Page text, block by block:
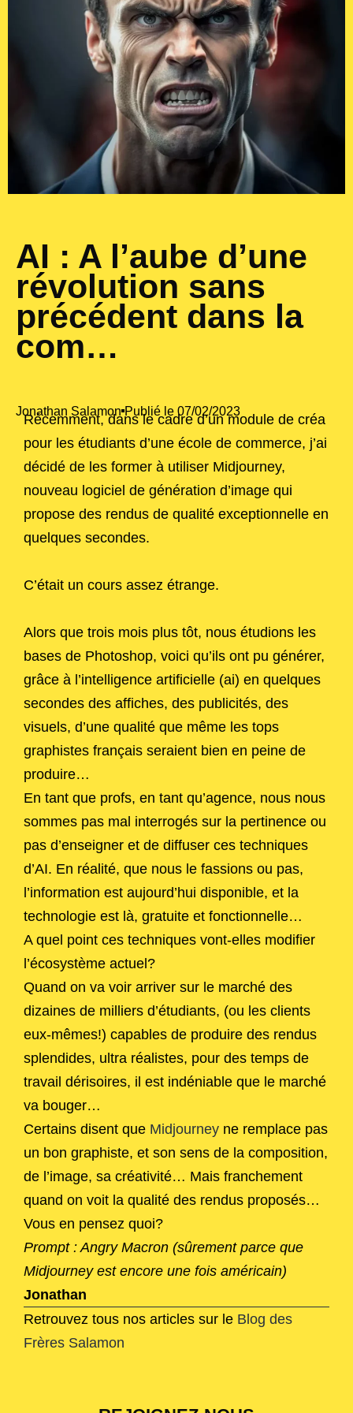
AI : A l’aube d’une
révolution sans
précédent dans la
com…
Jonathan Salamon Publié le 07/02/2023
Récemment, dans le cadre d’un module de créa
pour les étudiants d’une école de commerce, j’ai
décidé de les former à utiliser Midjourney,
nouveau logiciel de génération d’image qui
propose des rendus de qualité exceptionnelle en
quelques secondes.
C’était un cours assez étrange.
Alors que trois mois plus tôt, nous étudions les
bases de Photoshop, voici qu’ils ont pu générer,
grâce à l’intelligence artificielle (ai) en quelques
secondes des affiches, des publicités, des
visuels, d’une qualité que même les tops
graphistes français seraient bien en peine de
produire…
En tant que profs, en tant qu’agence, nous nous
sommes pas mal interrogés sur la pertinence ou
pas d’enseigner et de diffuser ces techniques
d’AI. En réalité, que nous le fassions ou pas,
l’information est aujourd’hui disponible, et la
technologie est là, gratuite et fonctionnelle…
A quel point ces techniques vont-elles modifier
l’écosystème actuel?
Quand on va voir arriver sur le marché des
dizaines de milliers d’étudiants, (ou les clients
eux-mêmes!) capables de produire des rendus
splendides, ultra réalistes, pour des temps de
travail dérisoires, il est indéniable que le marché
va bouger…
Certains disent que Midjourney ne remplace pas
un bon graphiste, et son sens de la composition,
de l’image, sa créativité… Mais franchement
quand on voit la qualité des rendus proposés…
Vous en pensez quoi?
Prompt : Angry Macron (sûrement parce que
Midjourney est encore une fois américain)
Jonathan
Retrouvez tous nos articles sur le Blog des
Frères Salamon